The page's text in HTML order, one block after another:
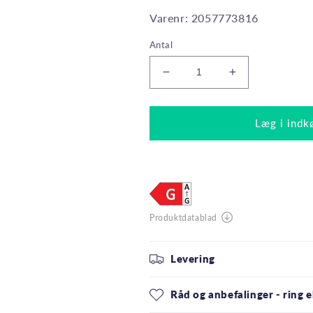
Varenr: 2057773816
Antal
Reducer
antallet
for
3W(40W)
827
210lm.
36°
E27
Øg
antallet
for
Philips
36°
Læg i
Levering
Råd og anbefalinger - ring